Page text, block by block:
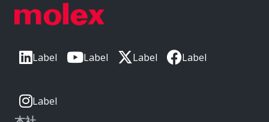
Label Label Label Label
Label